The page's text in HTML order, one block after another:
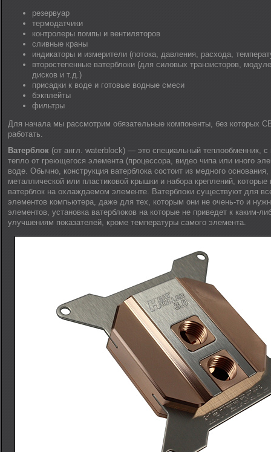
резервуар
термодатчики
контролеры помпы и вентиляторов
сливные краны
индикаторы и измерители (потока, давления, расхода,
второстепенные ватерблоки (для силовых транзисторов,
дисков и т.д.)
присадки к воде и готовые водные смеси
бэкплейты
фильтры
Для начала мы рассмотрим обязательные компоненты, без которых
работать.
Ватерблок (от англ. waterblock) — это специальный теплообменник, с
тепло от греющегося элемента (процессора, видео чипа или иного
воде. Обычно, конструкция ватерблока состоит из медного основания,
металлической или пластиковой крышки и набора креплений, которые
ватерблок на охлаждаемом элементе. Ватерблоки существуют для
элементов компьютера, даже для тех, которым они не очень-то и
элементов, установка ватерблоков на которые не приведет к каким-
улучшениям показателей, кроме температуры самого элемента.